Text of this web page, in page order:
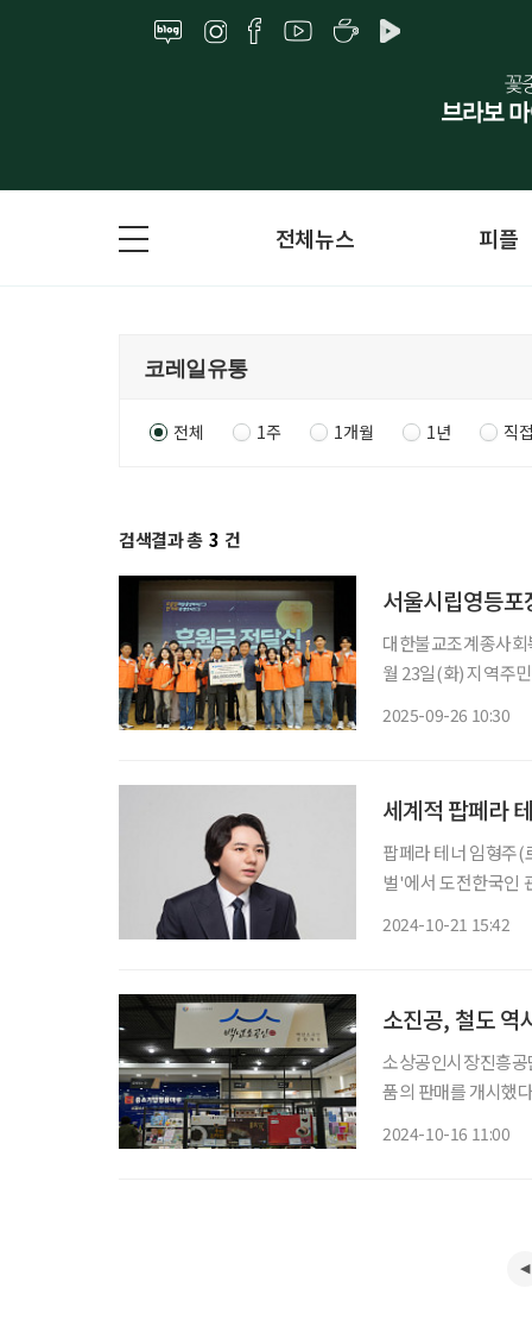
전체뉴스 피플
전체 1주 1개월 1년 직
검색결과 총 3 건
서울시립영등
대한불교조계종사
월 23일(화) 지역주
2025-09-26 10:30
세계적 팝페라
팝페라 테너 임형주
벌'에서 도전한국인 관련 3관왕
2024-10-21 15:42
소진공, 철도 역
소상공인시장진흥공
품의 판매를 개시했다. 지난 7월 소상공인시장진흥공단(이하 소진공)은 코레일유통
2024-10-16 11:00